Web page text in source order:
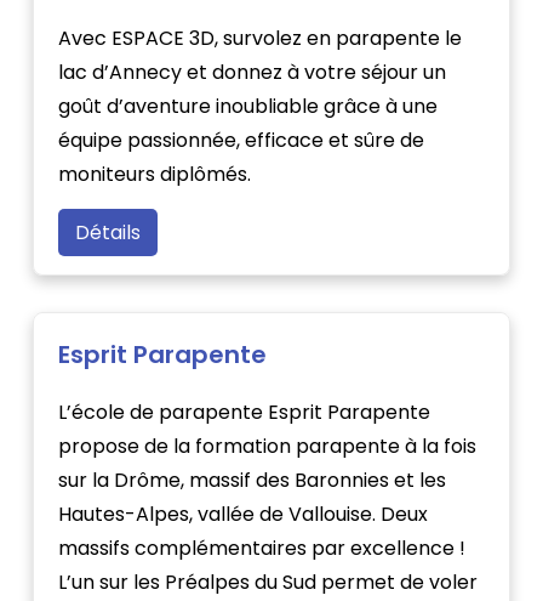
Avec ESPACE 3D, survolez en parapente le
lac d’Annecy et donnez à votre séjour un
goût d’aventure inoubliable grâce à une
équipe passionnée, efficace et sûre de
moniteurs diplômés.
Détails
Esprit Parapente
L’école de parapente Esprit Parapente
propose de la formation parapente à la fois
sur la Drôme, massif des Baronnies et les
Hautes-Alpes, vallée de Vallouise. Deux
massifs complémentaires par excellence !
L’un sur les Préalpes du Sud permet de voler